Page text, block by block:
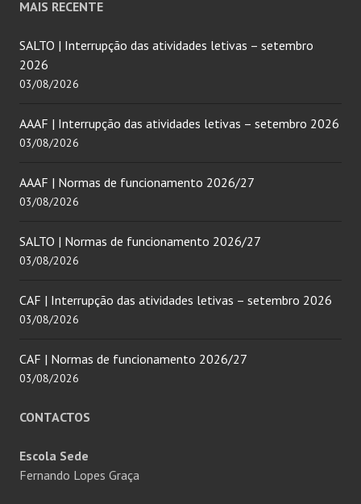
MAIS RECENTE
SALTO | Interrupção das atividades letivas – setembro
2026
03/08/2026
AAAF | Interrupção das atividades letivas – setembro 2026
03/08/2026
AAAF | Normas de funcionamento 2026/27
03/08/2026
SALTO | Normas de funcionamento 2026/27
03/08/2026
CAF | Interrupção das atividades letivas – setembro 2026
03/08/2026
CAF | Normas de funcionamento 2026/27
03/08/2026
CONTACTOS
Escola Sede
Fernando Lopes Graça